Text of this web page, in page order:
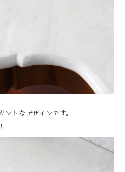
トなデザインです。